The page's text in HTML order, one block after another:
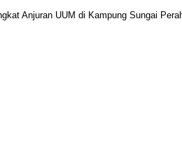
Anjuran UUM di Kampung Sungai